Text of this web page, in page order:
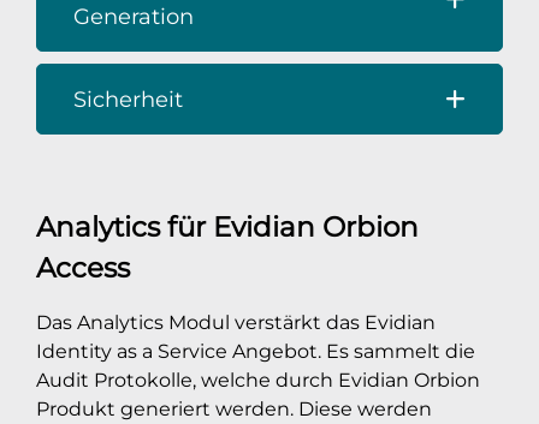
Generation
Sicherheit
Analytics für Evidian Orbion
Access
Das Analytics Modul verstärkt das Evidian
Identity as a Service Angebot. Es sammelt die
Audit Protokolle, welche durch Evidian Orbion
Produkt generiert werden. Diese werden